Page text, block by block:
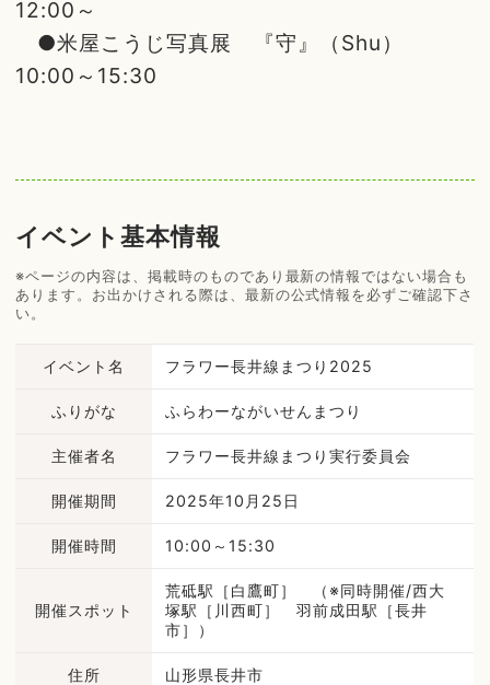
12:00～
●米屋こうじ写真展 『守』（Shu）
10:00～15:30
イベント基本情報
※ページの内容は、掲載時のものであり最新の情報ではない場合も
あります。お出かけされる際は、最新の公式情報を必ずご確認下さ
い。
イベント名 フラワー長井線まつり2025
ふりがな ふらわーながいせんまつり
主催者名 フラワー長井線まつり実行委員会
開催期間 2025年10月25日
開催時間 10:00～15:30
開催スポット
荒砥駅［白鷹町］ （※同時開催/西大
塚駅［川西町］ 羽前成田駅［長井
市］）
住所 山形県長井市